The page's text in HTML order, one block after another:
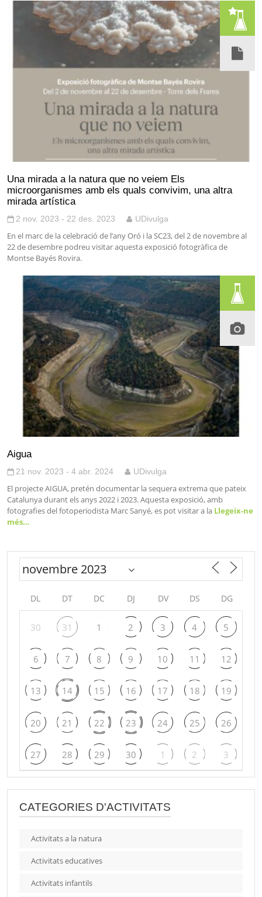
Una mirada a la natura que no veiem Els
microorganismes amb els quals convivim, una altra
mirada artística
2 nov. 2023 - 22 des. 2023 UDivulga
En el marc de la celebració de l’any Oró i la SC23, del 2 de novembre al
22 de desembre podreu visitar aquesta exposició fotogràfica de
Montse Bayés Rovira.
Aigua
21 nov. 2023 - 4 abr. 2024 UDivulga
El projecte AIGUA, pretén documentar la sequera extrema que pateix
Catalunya durant els anys 2022 i 2023. Aquesta exposició, amb
fotografies del fotoperiodista Marc Sanyé, es pot visitar a la Llegeix-ne
més…
DL DT DC DJ DV DS DG
30 31 1 2 3 4 5
6 7 8 9 10 11 12
13 14 15 16 17 18 19
20 21 22 23 24 25 26
27 28 29 30 1 2 3
CATEGORIES D'ACTIVITATS
Activitats a la natura
Activitats educatives
Activitats infantils